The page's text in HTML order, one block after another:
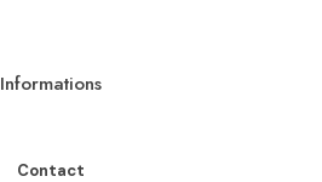
Informations
Contact